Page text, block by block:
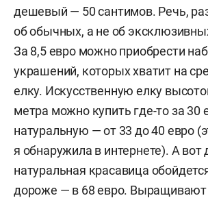
дешевый — 50 сантимов. Речь,
об обычных, а не об
За 8,5 евро можно приобрести
украшений, которых хватит на
елку. Искусственную елку
метра можно купить где-то за 30
натуральную — от 33 до 40 евро
я обнаружила в интернете). А вот
натуральная красавица
дороже — в 68 евро. Выращивают